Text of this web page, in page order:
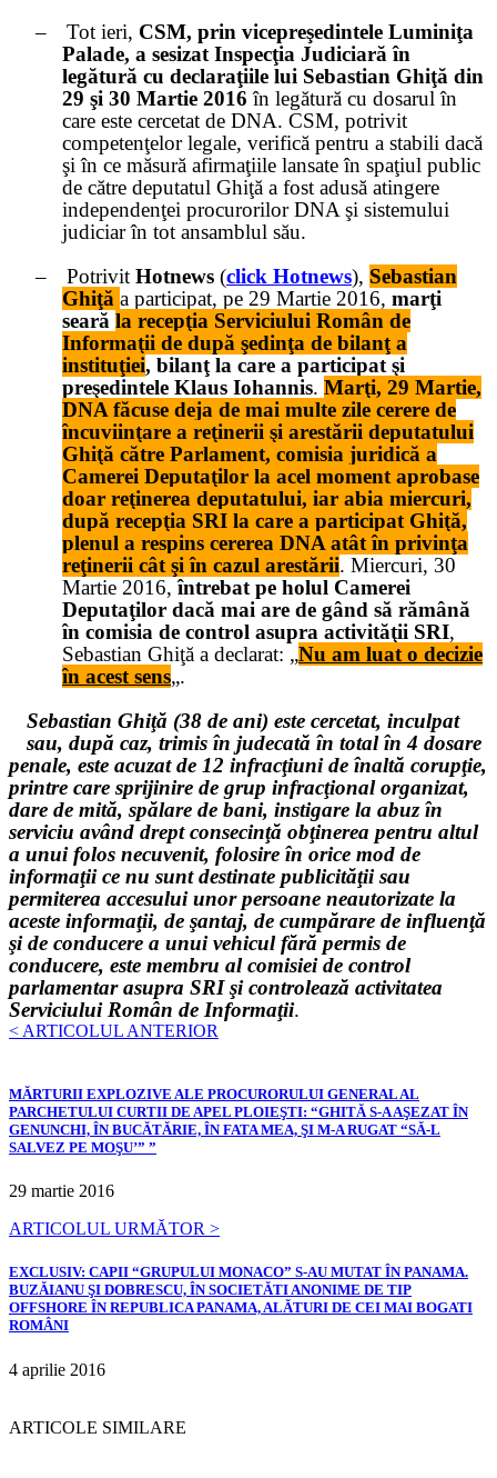
–
Tot ieri, CSM, prin vicepreşedintele Luminiţa
Palade, a sesizat Inspecţia Judiciară în
legătură cu declaraţiile lui Sebastian Ghiţă din
29 şi 30 Martie 2016 în legătură cu dosarul în
care este cercetat de DNA. CSM, potrivit
competenţelor legale, verifică pentru a stabili dacă
şi în ce măsură afirmaţiile lansate în spaţiul public
de către deputatul Ghiţă a fost adusă atingere
independenţei procurorilor DNA şi sistemului
judiciar în tot ansamblul său.
–
Potrivit Hotnews (click Hotnews), Sebastian
Ghiţă a participat, pe 29 Martie 2016, marţi
seară la recepţia Serviciului Român de
Informaţii de după şedinţa de bilanţ a
instituţiei, bilanţ la care a participat şi
preşedintele Klaus Iohannis. Marţi, 29 Martie,
DNA făcuse deja de mai multe zile cerere de
încuviinţare a reţinerii şi arestării deputatului
Ghiţă către Parlament, comisia juridică a
Camerei Deputaţilor la acel moment aprobase
doar reţinerea deputatului, iar abia miercuri,
după recepţia SRI la care a participat Ghiţă,
plenul a respins cererea DNA atât în privinţa
reţinerii cât şi în cazul arestării. Miercuri, 30
Martie 2016,întrebat pe holul Camerei
Deputaţilor dacă mai are de gând să rămână
în comisia de control asupra activităţii SRI,
Sebastian Ghiţă a declarat: „Nu am luat o decizie
în acest sens„.
Sebastian Ghiţă (38 de ani) este cercetat, inculpat
sau, după caz, trimis în judecată în total în 4 dosare
penale, este acuzat de 12 infracţiuni de înaltă corupţie,
printre care sprijinire de grup infracţional organizat,
dare de mită, spălare de bani, instigare la abuz în
serviciu având drept consecinţă obţinerea pentru altul
a unui folos necuvenit, folosire în orice mod de
informaţii ce nu sunt destinate publicităţii sau
permiterea accesului unor persoane neautorizate la
aceste informaţii, de şantaj, de cumpărare de influenţă
şi de conducere a unui vehicul fără permis de
conducere, este membru al comisiei de control
parlamentar asupra SRI şi controlează activitatea
Serviciului Român de Informaţii.
< ARTICOLUL ANTERIOR
MĂRTURII EXPLOZIVE ALE PROCURORULUI GENERAL AL
PARCHETULUI CURTII DE APEL PLOIEŞTI: “GHITĂ S-A AŞEZAT ÎN
GENUNCHI, ÎN BUCĂTĂRIE, ÎN FATA MEA, ŞI M-A RUGAT “SĂ-L
SALVEZ PE MOŞU’” ”
29 martie 2016
ARTICOLUL URMĂTOR >
EXCLUSIV: CAPII “GRUPULUI MONACO” S-AU MUTAT ÎN PANAMA.
BUZĂIANU ŞI DOBRESCU, ÎN SOCIETĂTI ANONIME DE TIP
OFFSHORE ÎN REPUBLICA PANAMA, ALĂTURI DE CEI MAI BOGATI
ROMÂNI
4 aprilie 2016
ARTICOLE SIMILARE